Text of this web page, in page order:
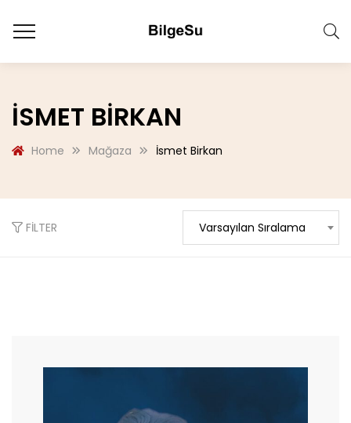
İSMET BIRKAN
Home Mağaza İsmet Birkan
FILTER Varsayılan Sıralama